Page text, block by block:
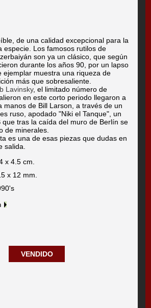
de una calidad excepcional para la
especie. Los famosos rutilos de
son ya un clásico, que según
durante los años 90, por un lapso
ejemplar muestra una riqueza de
más que sobresaliente.
Lavinsky, el limitado número de
en este corto periodo llegaron a
manos de Bill Larson, a través de un
ruso, apodado "Niki el Tanque", un
que tras la caída del muro de Berlín se
de minerales.
es una de esas piezas que dudas en
salida.
x 4.5 cm.
x 12 mm.
VENDIDO